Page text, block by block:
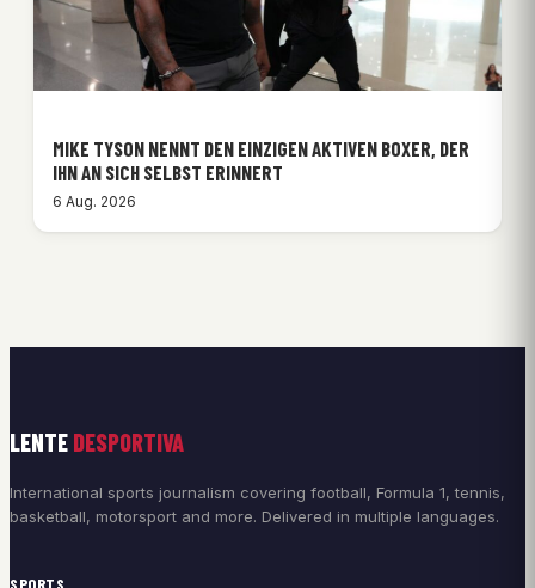
MIKE TYSON NENNT DEN EINZIGEN AKTIVEN BOXER, DER
IHN AN SICH SELBST ERINNERT
6 Aug. 2026
LENTE DESPORTIVA
International sports journalism covering football, Formula 1, tennis,
basketball, motorsport and more. Delivered in multiple languages.